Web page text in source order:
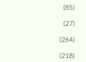
(85)
(27)
(264)
(218)